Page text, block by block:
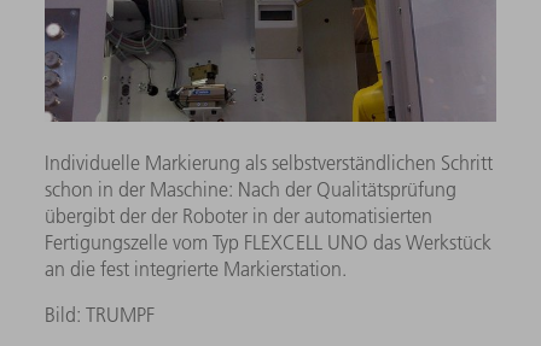
Individuelle Markierung als selbstverständlichen Schritt
schon in der Maschine: Nach der Qualitätsprüfung
übergibt der der Roboter in der automatisierten
Fertigungszelle vom Typ FLEXCELL UNO das Werkstück
an die fest integrierte Markierstation.
Bild: TRUMPF